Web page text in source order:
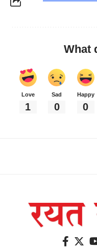
What
Love
1
Sad
0
Happy
0